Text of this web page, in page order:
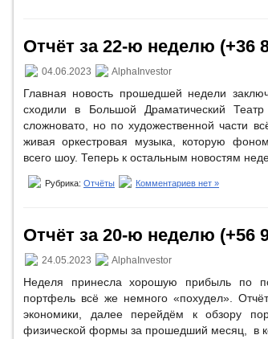
Отчёт за 22-ю неделю (+36
04.06.2023 AlphaInvestor
Главная новость прошедшей недели
сходили в Большой Драматический
сложновато, но по художественной части
живая оркестровая музыка, которую
всего шоу. Теперь к остальным новостям
Рубрика: Отчёты Комментариев нет »
Отчёт за 20-ю неделю (+56
24.05.2023 AlphaInvestor
Неделя принесла хорошую прибыль по
портфель всё же немного «похудел».
экономики, далее перейдём к обзору
физической формы за прошедший месяц, в